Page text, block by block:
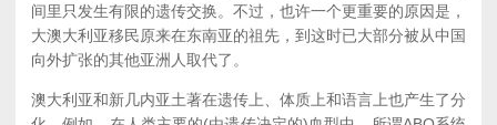
间里只发生有限的遗传交换。不过，也许一个更重要的原因是，
大澳大利亚移民原来在东南亚的祖先，到这时已大部分被从中国
向外扩张的其他亚洲人取代了。
澳大利亚和新几内亚土著在遗传上、体质上和语言上也产生了分